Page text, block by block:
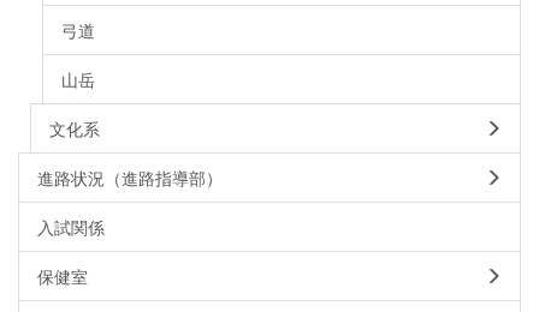
弓道
山岳
文化系
進路状況（進路指導部）
入試関係
保健室